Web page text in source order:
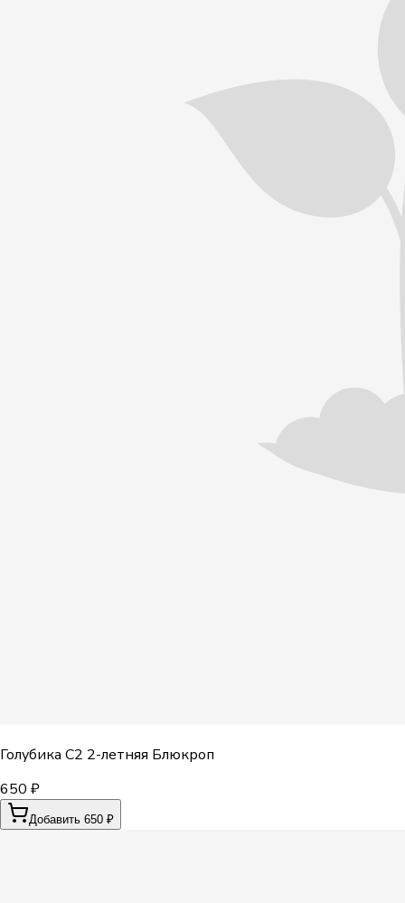
Голубика С2 2-летняя Блюкроп
650 ₽
Добавить 650 ₽